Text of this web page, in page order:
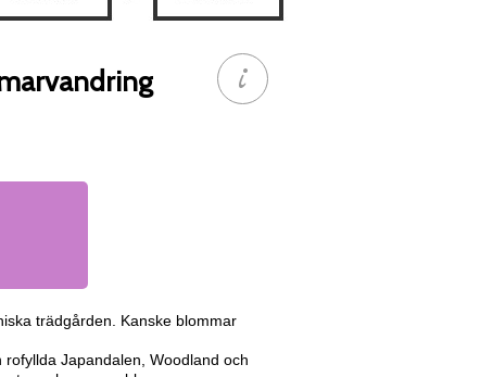
trädgården. Kanske blommar
Japandalen, Woodland och